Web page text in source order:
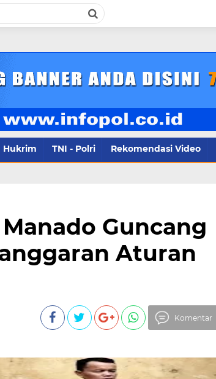
Hukrim TNI - Polri Rekomendasi Video
Guncang
Aturan
Komentar